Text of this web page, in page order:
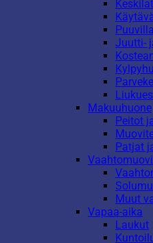
Juutti-
Makuuhuone
Peitot
Patjat
Muut
Vapaa-aika
Laukut